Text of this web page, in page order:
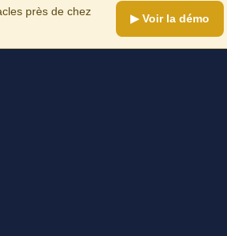
près de chez
▶ Voir la démo